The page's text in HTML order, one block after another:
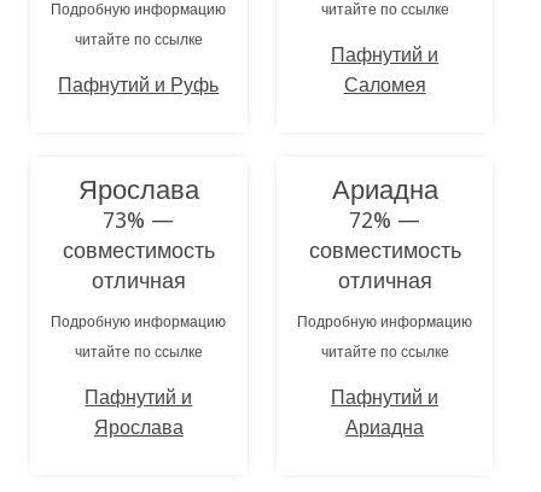
Подробную информацию
читайте по ссылке
Пафнутий и Руфь
читайте по ссылке
Пафнутий и
Саломея
Ярослава
73% —
совместимость
отличная
Подробную информацию
читайте по ссылке
Пафнутий и
Ярослава
Ариадна
72% —
совместимость
отличная
Подробную информацию
читайте по ссылке
Пафнутий и
Ариадна